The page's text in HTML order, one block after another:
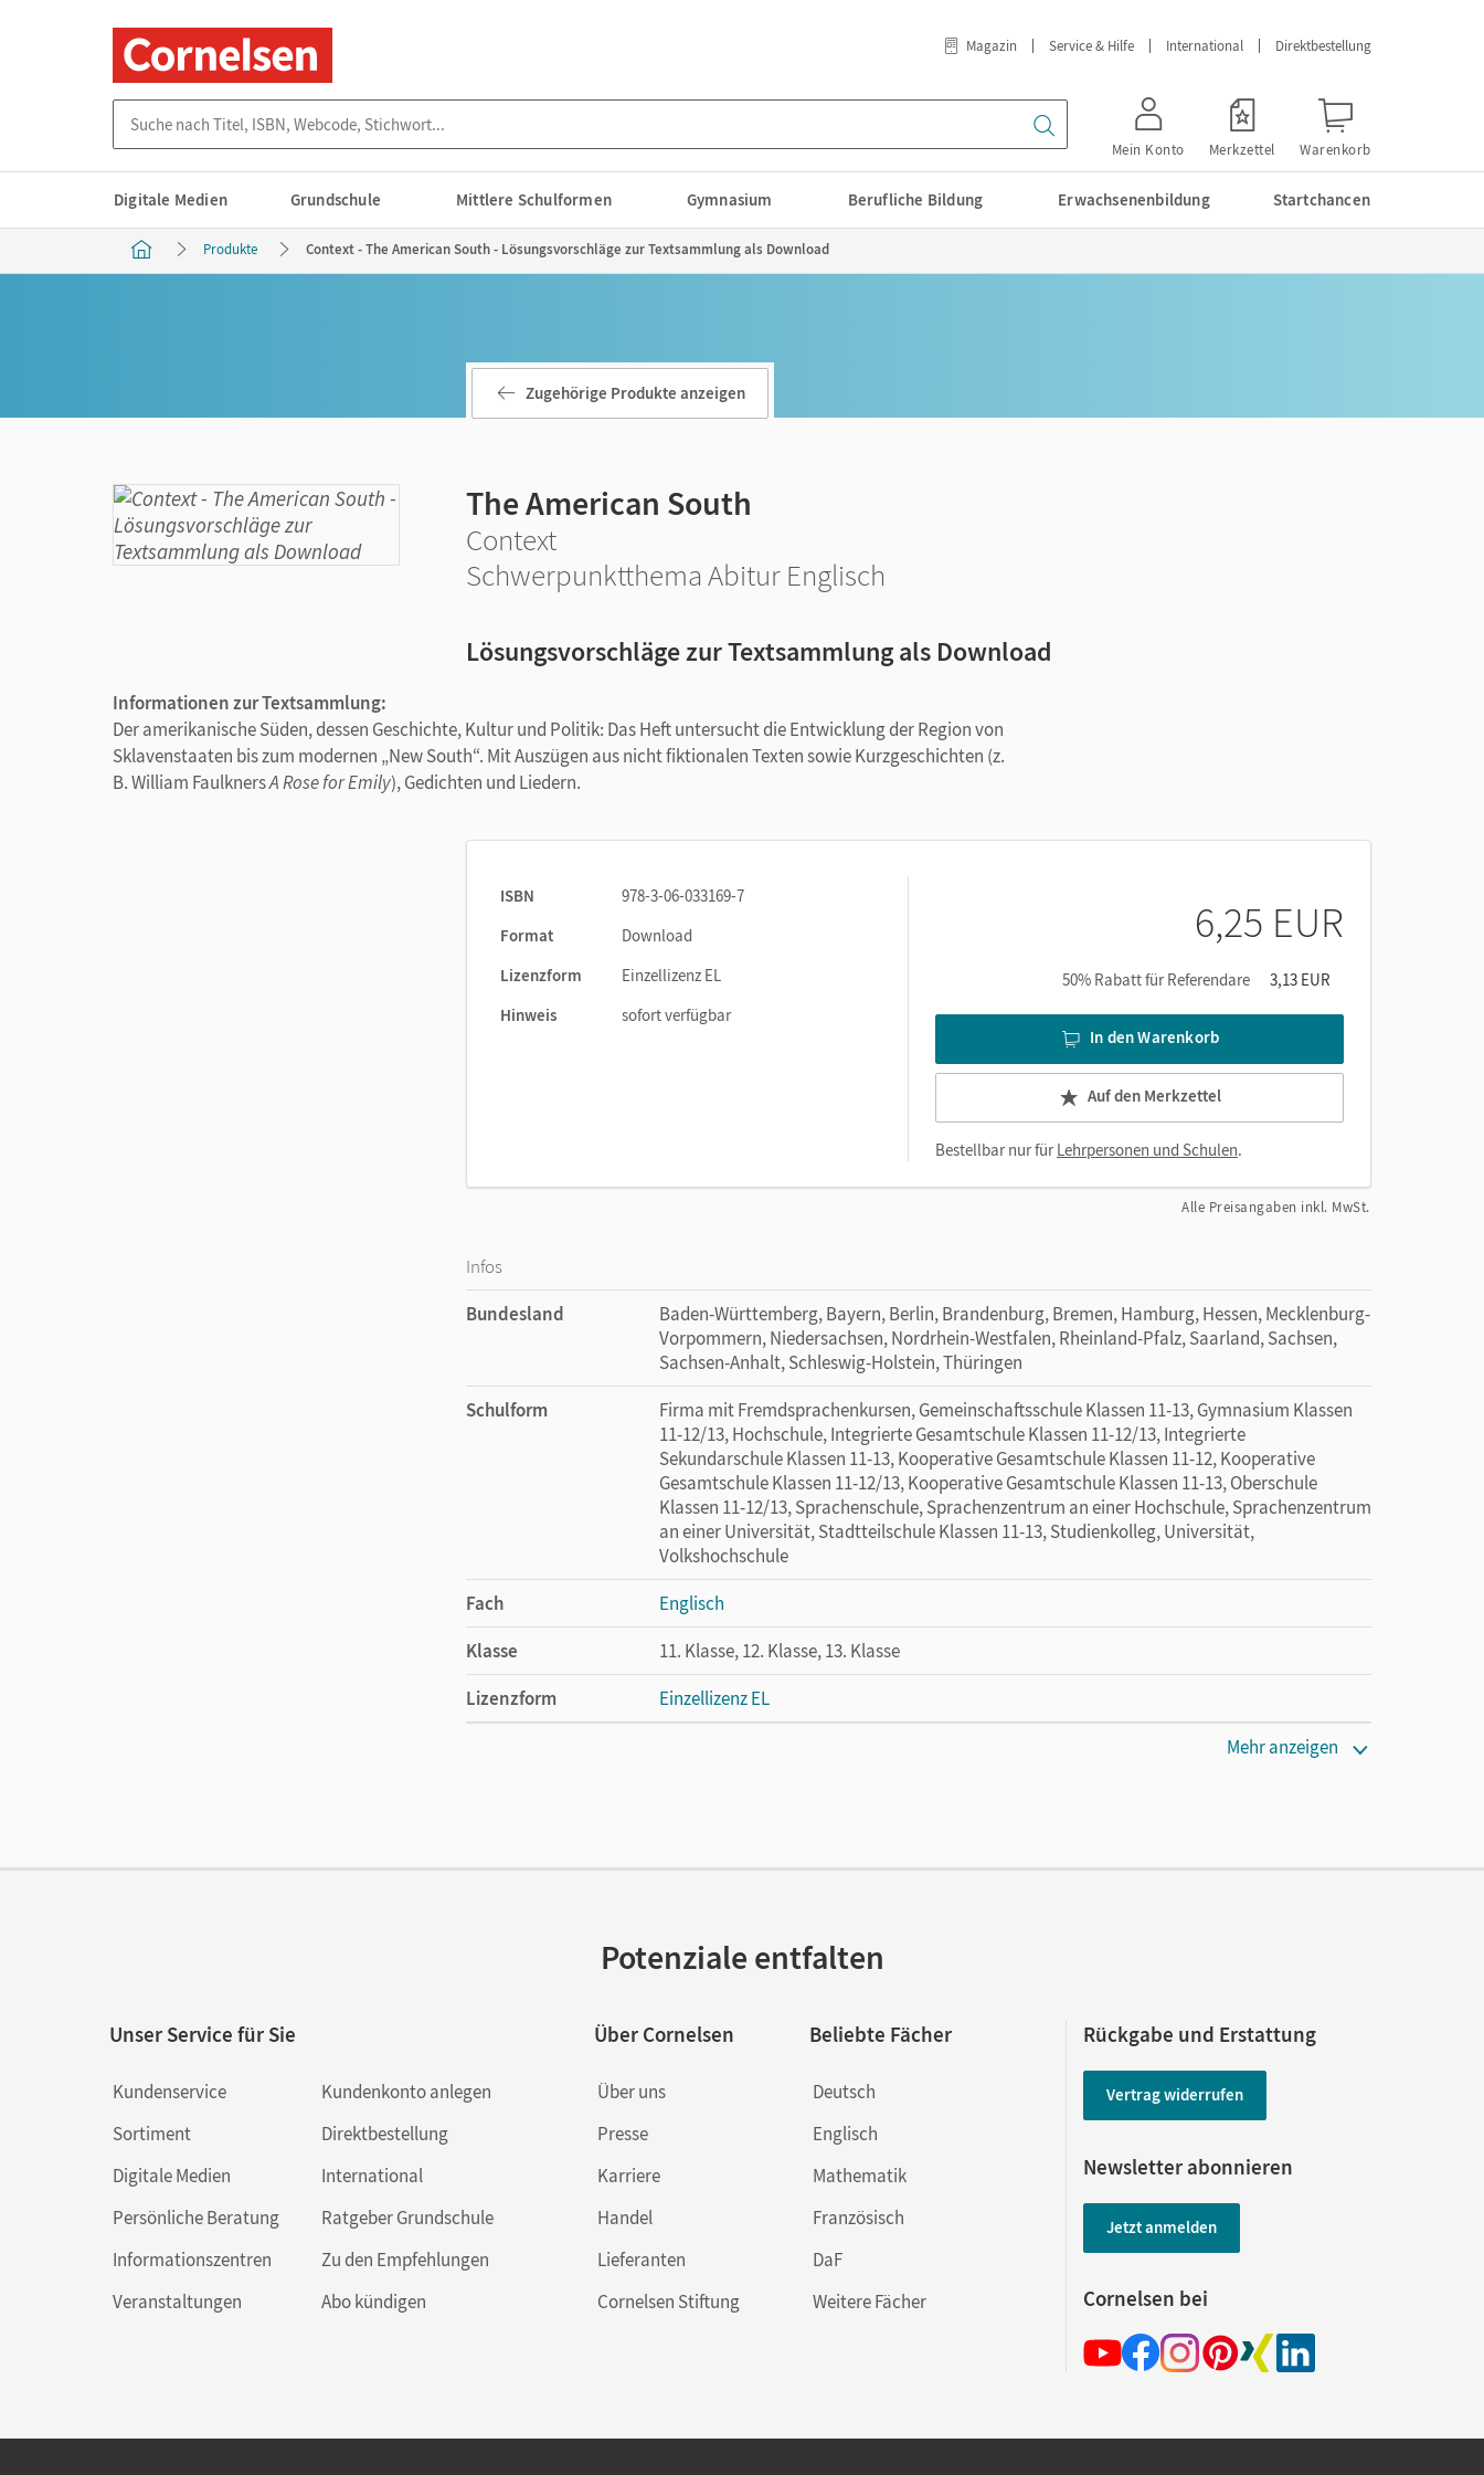
Magazin Service & Hilfe International Direktbestellung
Mein Konto Merkzettel Warenkorb
Digitale Medien Grundschule Mittlere Schulformen Gymnasium Berufliche Bildung Erwachsenenbildung Startchancen
Produkte Context - The American South - Lösungsvorschläge zur Textsammlung als Download
Zugehörige Produkte anzeigen
The American South
Context
Schwerpunktthema Abitur Englisch
Lösungsvorschläge zur Textsammlung als Download
Informationen zur Textsammlung:
Der amerikanische Süden, dessen Geschichte, Kultur und Politik: Das Heft untersucht die Entwicklung der Region von
Sklavenstaaten bis zum modernen „New South“. Mit Auszügen aus nicht fiktionalen Texten sowie Kurzgeschichten (z.
B. William FaulknersA Rose for Emily), Gedichten und Liedern.
ISBN
978-3-06-033169-7
Format
Download
Lizenzform
Einzellizenz EL
Hinweis
sofort verfügbar
6,25 EUR
50% Rabatt für Referendare 3,13 EUR
In den Warenkorb
Auf den Merkzettel
Bestellbar nur fürLehrpersonen und Schulen.
Alle Preisangaben inkl. MwSt.
Infos
Bundesland
Baden-Württemberg, Bayern, Berlin, Brandenburg, Bremen, Hamburg, Hessen, Mecklenburg-
Vorpommern, Niedersachsen, Nordrhein-Westfalen, Rheinland-Pfalz, Saarland, Sachsen,
Sachsen-Anhalt, Schleswig-Holstein, Thüringen
Schulform
Firma mit Fremdsprachenkursen, Gemeinschaftsschule Klassen 11-13, Gymnasium Klassen
11-12/13, Hochschule, Integrierte Gesamtschule Klassen 11-12/13, Integrierte
Sekundarschule Klassen 11-13, Kooperative Gesamtschule Klassen 11-12, Kooperative
Gesamtschule Klassen 11-12/13, Kooperative Gesamtschule Klassen 11-13, Oberschule
Klassen 11-12/13, Sprachenschule, Sprachenzentrum an einer Hochschule, Sprachenzentrum
an einer Universität, Stadtteilschule Klassen 11-13, Studienkolleg, Universität,
Volkshochschule
Fach
Englisch
Klasse
11. Klasse, 12. Klasse, 13. Klasse
Lizenzform
Einzellizenz EL
Mehr anzeigen
Potenziale entfalten
Unser Service für Sie
Kundenservice
Sortiment
Digitale Medien
Persönliche Beratung
Informationszentren
Veranstaltungen
Kundenkonto anlegen
Direktbestellung
International
Ratgeber Grundschule
Zu den Empfehlungen
Abo kündigen
Über Cornelsen
Über uns
Presse
Karriere
Handel
Lieferanten
Cornelsen Stiftung
Beliebte Fächer
Deutsch
Englisch
Mathematik
Französisch
DaF
Weitere Fächer
Rückgabe und Erstattung
Vertrag widerrufen
Newsletter abonnieren
Jetzt anmelden
Cornelsen bei